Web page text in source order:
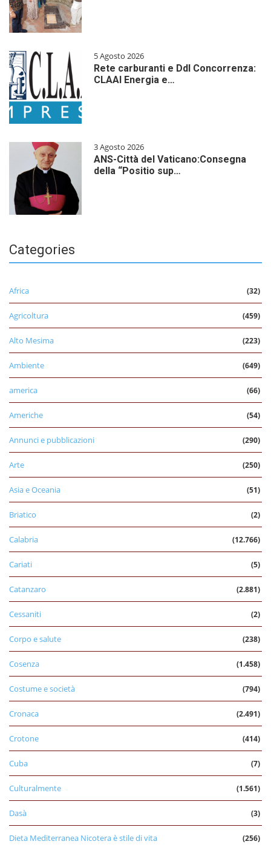
5 Agosto 2026
Rete carburanti e Ddl Concorrenza:
CLAAI Energia e…
3 Agosto 2026
ANS-Città del Vaticano:Consegna
della “Positio sup…
Categories
Africa (32)
Agricoltura (459)
Alto Mesima (223)
Ambiente (649)
america (66)
Americhe (54)
Annunci e pubblicazioni (290)
Arte (250)
Asia e Oceania (51)
Briatico (2)
Calabria (12.766)
Cariati (5)
Catanzaro (2.881)
Cessaniti (2)
Corpo e salute (238)
Cosenza (1.458)
Costume e società (794)
Cronaca (2.491)
Crotone (414)
Cuba (7)
Culturalmente (1.561)
Dasà (3)
Dieta Mediterranea Nicotera è stile di vita (256)